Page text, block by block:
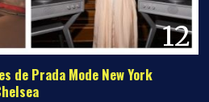
12
de Prada Mode New York